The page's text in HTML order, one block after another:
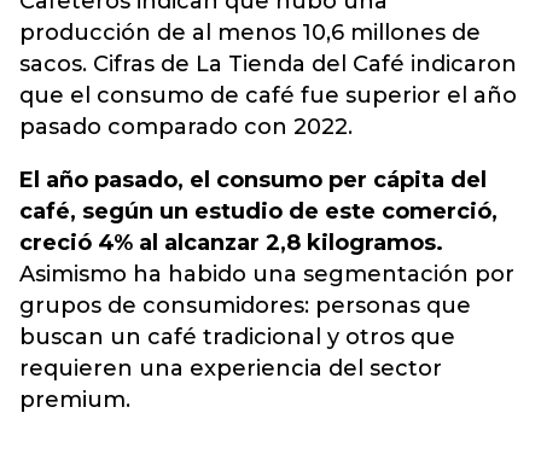
producción de al menos 10,6 millones de
sacos. Cifras de La Tienda del Café indicaron
que el consumo de café fue superior el año
pasado comparado con 2022.
El año pasado, el consumo per cápita del
café, según un estudio de este comerció,
creció 4% al alcanzar 2,8 kilogramos.
Asimismo ha habido una segmentación por
grupos de consumidores: personas que
buscan un café tradicional y otros que
requieren una experiencia del sector
premium.